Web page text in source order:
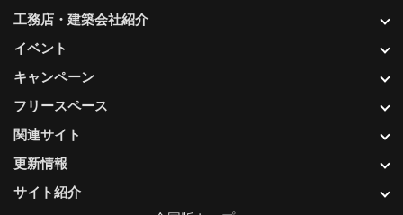
更新情報
サイト紹介
工務店・建築会社紹介
イベント
キャンペーン
フリースペース
関連サイト